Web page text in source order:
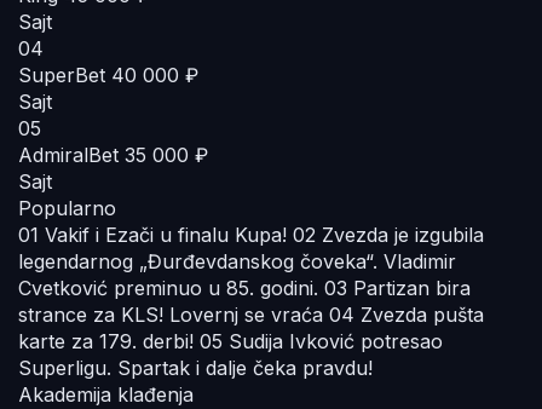
Sajt
04
SuperBet 40 000 ₽
Sajt
05
AdmiralBet 35 000 ₽
Sajt
Popularno
01 Vakif i Ezači u finalu Kupa! 02 Zvezda je izgubila
legendarnog „Đurđevdanskog čoveka“. Vladimir
Cvetković preminuo u 85. godini. 03 Partizan bira
strance za KLS! Lovernj se vraća 04 Zvezda pušta
karte za 179. derbi! 05 Sudija Ivković potresao
Superligu. Spartak i dalje čeka pravdu!
Akademija klađenja